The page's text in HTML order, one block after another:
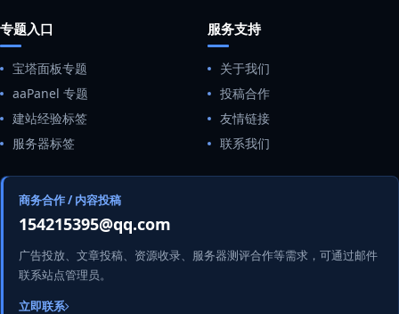
专题入口
宝塔面板专题
aaPanel 专题
建站经验标签
服务器标签
服务支持
关于我们
投稿合作
友情链接
联系我们
商务合作 / 内容投稿
154215395@qq.com
广告投放、文章投稿、资源收录、服务器测评合作等需求，可通过邮件
联系站点管理员。
立即联系